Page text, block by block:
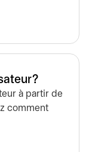
à partir de
comment